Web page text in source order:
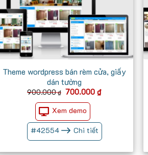
Theme wordpress bán rèm cửa, giấy
dán tường
900.000₫ Giá
là:
900.000 ₫.
700.000 ₫Giá
hiện
Xem demo
#42554 Chi tiết